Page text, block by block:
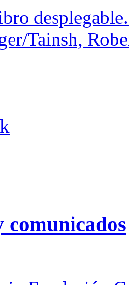
Tainsh,
comunicados